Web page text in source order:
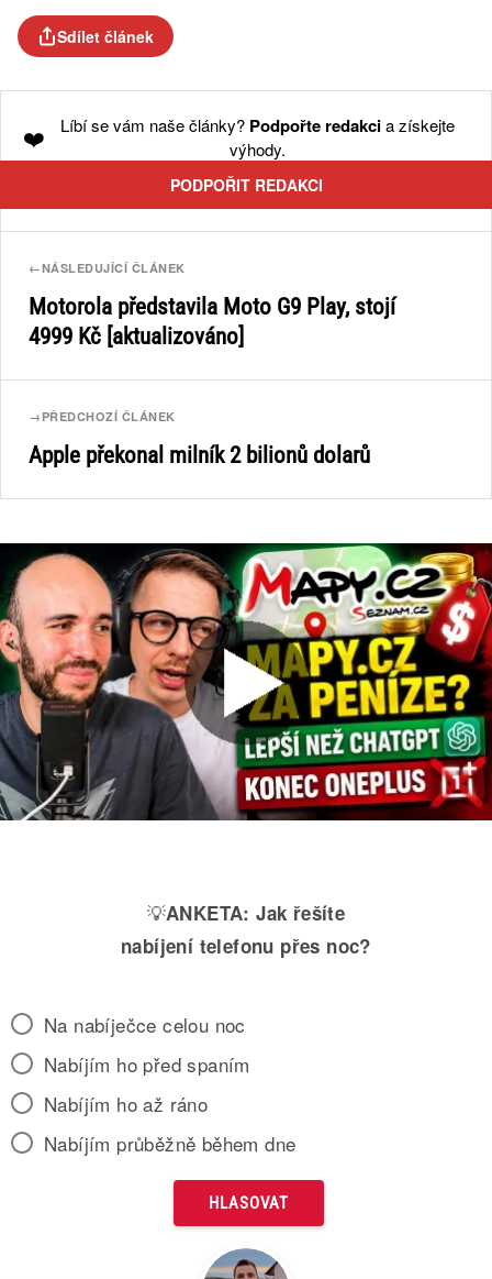
Sdílet článek
❤️ Líbí se vám naše články? Podpořte redakcia získejte
výhody.
PODPOŘIT REDAKCI
←NÁSLEDUJÍCÍ ČLÁNEK
Motorola představila Moto G9 Play, stojí
4999 Kč [aktualizováno]
→ PŘEDCHOZÍ ČLÁNEK
Apple překonal milník 2 bilionů dolarů
💡ANKETA: Jak řešíte
nabíjení telefonu přes noc?
Na nabíječce celou noc
Nabíjím ho před spaním
Nabíjím ho až ráno
Nabíjím průběžně během dne